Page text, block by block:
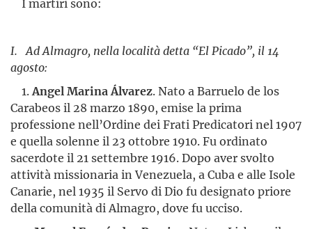
I martiri sono:
I. Ad Almagro, nella località detta “El Picado”, il 14
agosto:
1.Angel Marina Álvarez. Nato a Barruelo de los
Carabeos il 28 marzo 1890, emise la prima
professione nell’Ordine dei Frati Predicatori nel 1907
e quella solenne il 23 ottobre 1910. Fu ordinato
sacerdote il 21 settembre 1916. Dopo aver svolto
attività missionaria in Venezuela, a Cuba e alle Isole
Canarie, nel 1935 il Servo di Dio fu designato priore
della comunità di Almagro, dove fu ucciso.